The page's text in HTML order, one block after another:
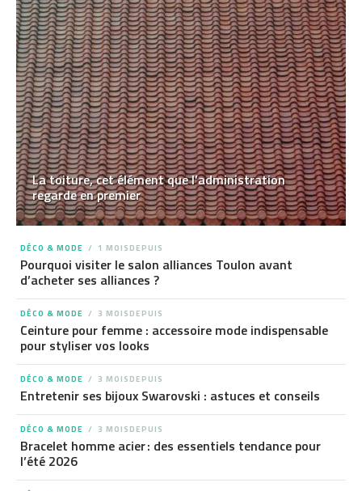
La toiture, cet élément que l’administration
regarde en premier
DÉCO & MODE 1 MOISDEPUIS
Pourquoi visiter le salon alliances Toulon avant
d’acheter ses alliances ?
DÉCO & MODE 3 MOISDEPUIS
Ceinture pour femme : accessoire mode indispensable
pour styliser vos looks
DÉCO & MODE 3 MOISDEPUIS
Entretenir ses bijoux Swarovski : astuces et conseils
DÉCO & MODE 3 MOISDEPUIS
Bracelet homme acier : des essentiels tendance pour
l’été 2026